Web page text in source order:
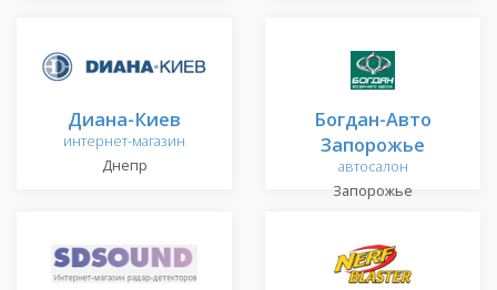
Диана-Киев
интернет-магазин
Днепр
Богдан-Авто
Запорожье
автосалон
Запорожье